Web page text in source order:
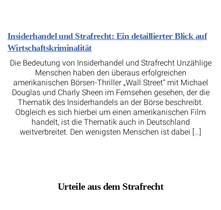
Insiderhandel und Strafrecht: Ein detaillierter Blick auf
Wirtschaftskriminalität
Die Bedeutung von Insiderhandel und Strafrecht Unzählige
Menschen haben den überaus erfolgreichen
amerikanischen Börsen-Thriller „Wall Street“ mit Michael
Douglas und Charly Sheen im Fernsehen gesehen, der die
Thematik des Insiderhandels an der Börse beschreibt.
Obgleich es sich hierbei um einen amerikanischen Film
handelt, ist die Thematik auch in Deutschland
weitverbreitet. Den wenigsten Menschen ist dabei […]
Urteile aus dem Strafrecht